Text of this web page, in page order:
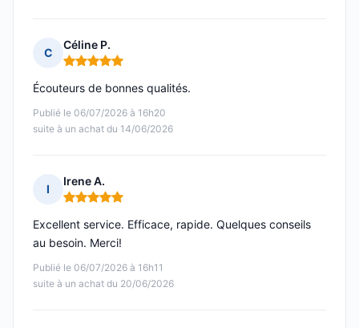
C
Céline P.
Note : 5 sur 5
Publié le 06/07/2026 à 16h20
suite à un achat du 14/06/2026
Écouteurs de bonnes qualités.
I
Irene A.
Note : 5 sur 5
Publié le 06/07/2026 à 16h11
suite à un achat du 20/06/2026
Excellent service. Efficace, rapide. Quelques conseils
au besoin. Merci!